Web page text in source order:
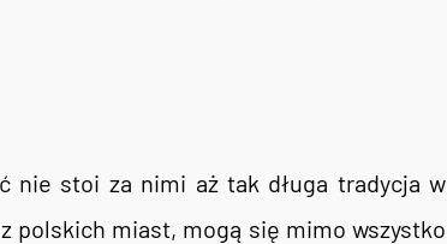
nie stoi za nimi aż tak długa tradycja w
polskich miast, mogą się mimo wszystko